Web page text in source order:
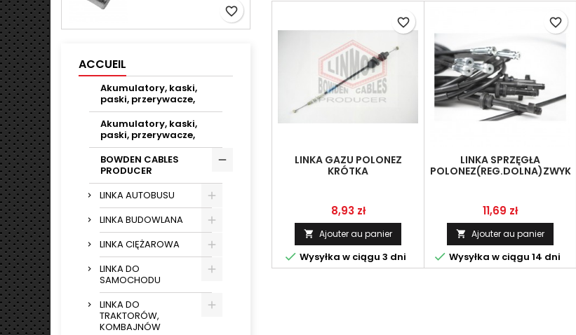
favorite_border
ACCUEIL
Akumulatory, kaski,
paski, przerywacze,
Akumulatory, kaski,
paski, przerywacze,
BOWDEN CABLES
PRODUCER
LINKA AUTOBUSU
LINKA BUDOWLANA
LINKA CIĘŻAROWA
LINKA DO
SAMOCHODU
LINKA DO
TRAKTORÓW,
KOMBAJNÓW
LINKA GAZU POLONEZ
KRÓTKA
Prix
8,93 zł
 Ajouter au panier
 Wysyłka w ciągu 3 dni
favorite_border
LINKA SPRZĘGŁA
POLONEZ(REG.DOLNA)ZWYKŁA
Prix
11,69 zł
 Ajouter au panier
 Wysyłka w ciągu 14 dni
favorite_border